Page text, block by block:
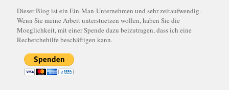
Dieser Blog ist ein Ein-Man-Unternehmen und sehr zeitaufwendig.
Wenn Sie meine Arbeit unterstuetzen wollen, haben Sie die
Moeglichkeit, mit einer Spende dazu beizutragen, dass ich eine
Recherchehilfe beschäftigen kann.